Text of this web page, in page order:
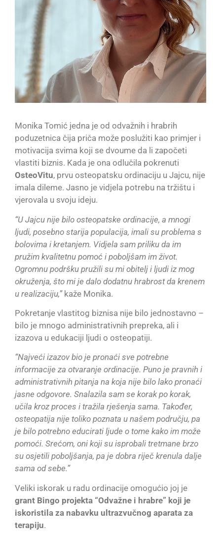
Monika Tomić jedna je od odvažnih i hrabrih
poduzetnica čija priča može poslužiti kao primjer i
motivacija svima koji se dvoume da li započeti
vlastiti biznis. Kada je ona odlučila pokrenuti
OsteoVitu, prvu osteopatsku ordinaciju u Jajcu, nije
imala dileme. Jasno je vidjela potrebu na tržištu i
vjerovala u svoju ideju.
“U Jajcu nije bilo osteopatske ordinacije, a mnogi
ljudi, posebno starija populacija, imali su problema s
bolovima i kretanjem. Vidjela sam priliku da im
pružim kvalitetnu pomoć i poboljšam im život.
Ogromnu podršku pružili su mi obitelj i ljudi iz mog
okruženja, što mi je dalo dodatnu hrabrost da krenem
u realizaciju,”kaže Monika.
Pokretanje vlastitog biznisa nije bilo jednostavno –
bilo je mnogo administrativnih prepreka, ali i
izazova u edukaciji ljudi o osteopatiji.
“Najveći izazov bio je pronaći sve potrebne
informacije za otvaranje ordinacije. Puno je pravnih i
administrativnih pitanja na koja nije bilo lako pronaći
jasne odgovore. Snalazila sam se korak po korak,
učila kroz proces i tražila rješenja sama. Također,
osteopatija nije toliko poznata u našem području, pa
je bilo potrebno educirati ljude o tome kako im može
pomoći. Srećom, oni koji su isprobali tretmane brzo
su osjetili poboljšanja, pa je dobra riječ krenula dalje
sama od sebe.”
Veliki iskorak u radu ordinacije omogućio joj je
grant Bingo projekta “Odvažne i hrabre” koji je
iskoristila za nabavku ultrazvučnog aparata za
terapiju.